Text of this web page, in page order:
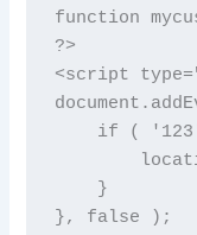
function
?>
<script
if (
    }
}, false );